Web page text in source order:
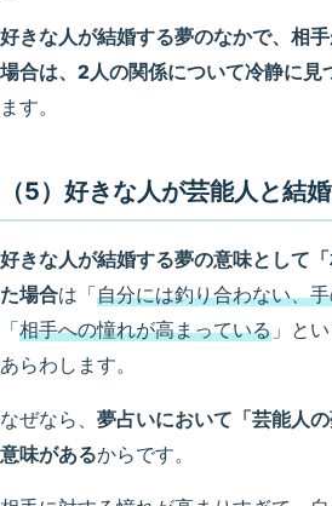
好きな人が結婚する夢のなかで、相
場合は、2人の関係について冷静に見
ます。
（5）好きな人が芸能人と結
好きな人が結婚する夢の意味として
た場合は「自分には釣り合わない、
「相手への憧れが高まっている 」と
あらわします。
なぜなら、 夢占いにおいて「芸能人
意味があるからです。